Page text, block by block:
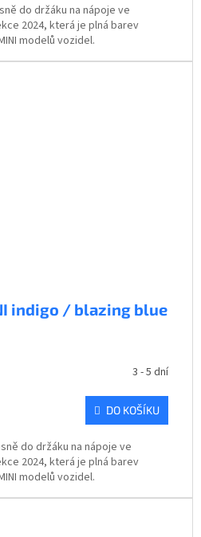
do držáku na nápoje ve
2024, která je plná barev
modelů vozidel.
indigo / blazing blue
3 - 5 dní
DO KOŠÍKU
do držáku na nápoje ve
2024, která je plná barev
modelů vozidel.